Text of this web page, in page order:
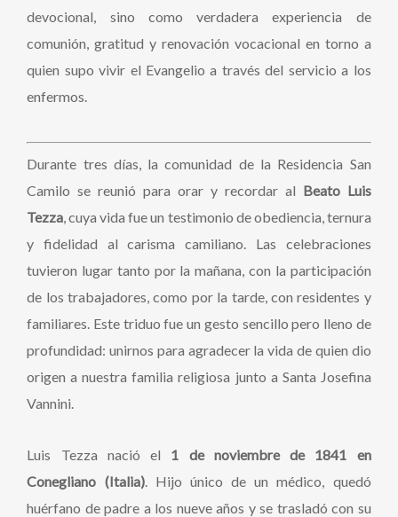
devocional, sino como verdadera experiencia de
comunión, gratitud y renovación vocacional en torno a
quien supo vivir el Evangelio a través del servicio a los
enfermos.
Durante tres días, la comunidad de la Residencia San
Camilo se reunió para orar y recordar al Beato Luis
Tezza, cuya vida fue un testimonio de obediencia, ternura
y fidelidad al carisma camiliano. Las celebraciones
tuvieron lugar tanto por la mañana, con la participación
de los trabajadores, como por la tarde, con residentes y
familiares. Este triduo fue un gesto sencillo pero lleno de
profundidad: unirnos para agradecer la vida de quien dio
origen a nuestra familia religiosa junto a Santa Josefina
Vannini.
Luis Tezza nació el 1 de noviembre de 1841 en
Conegliano (Italia). Hijo único de un médico, quedó
huérfano de padre a los nueve años y se trasladó con su